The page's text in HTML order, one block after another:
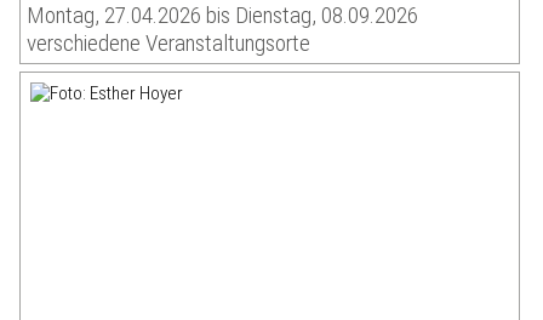
Montag, 27.04.2026 bis Dienstag, 08.09.2026
verschiedene Veranstaltungsorte